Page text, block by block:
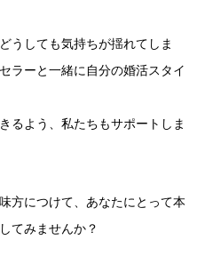
うしても気持ちが揺れてしま
ラーと一緒に自分の婚活スタイ
るよう、私たちもサポートしま
方につけて、あなたにとって本
てみませんか？